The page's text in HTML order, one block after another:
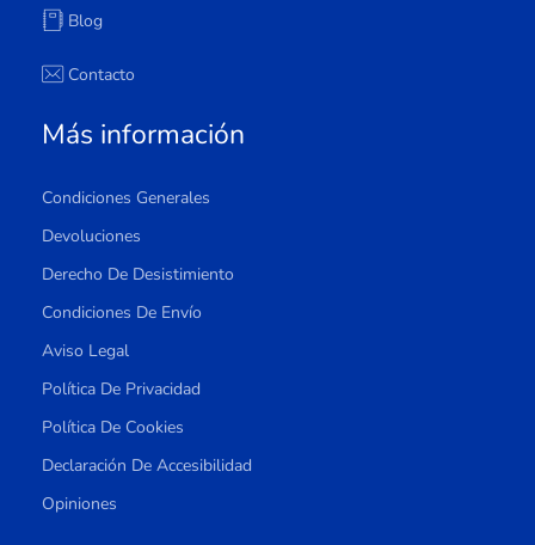
Blog
Contacto
Más información
Condiciones Generales
Devoluciones
Derecho De Desistimiento
Condiciones De Envío
Aviso Legal
Política De Privacidad
Política De Cookies
Declaración De Accesibilidad
Opiniones